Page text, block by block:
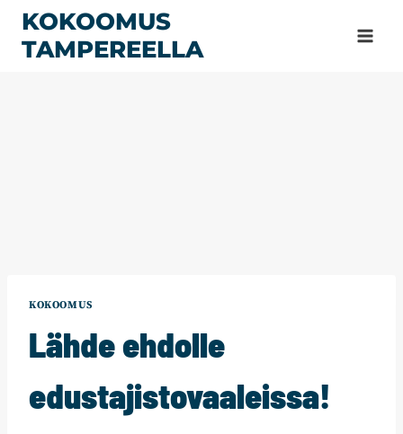
Siirry
sisältöön
KOKOOMUS
TAMPEREELLA
KOKOOMUS
Lähde ehdolle
edustajistovaaleissa!